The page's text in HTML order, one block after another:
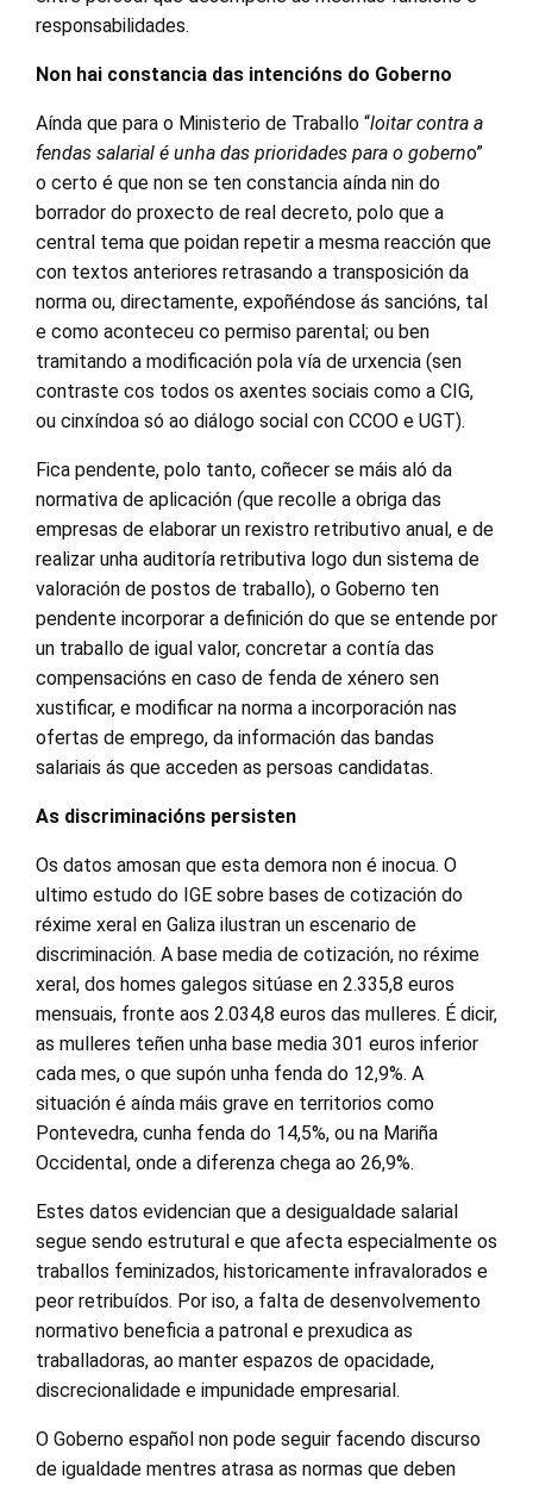
responsabilidades.
Non hai constancia das intencións do Goberno
Aínda que para o Ministerio de Traballo “loitar contra a
fendas salarial é unha das prioridades para o goberno”
o certo é que non se ten constancia aínda nin do
borrador do proxecto de real decreto, polo que a
central tema que poidan repetir a mesma reacción que
con textos anteriores retrasando a transposición da
norma ou, directamente, expoñéndose ás sancións, tal
e como aconteceu co permiso parental; ou ben
tramitando a modificación pola vía de urxencia (sen
contraste cos todos os axentes sociais como a CIG,
ou cinxíndoa só ao diálogo social con CCOO e UGT).
Fica pendente, polo tanto, coñecer se máis aló da
normativa de aplicación (que recolle a obriga das
empresas de elaborar un rexistro retributivo anual, e de
realizar unha auditoría retributiva logo dun sistema de
valoración de postos de traballo), o Goberno ten
pendente incorporar a definición do que se entende por
un traballo de igual valor, concretar a contía das
compensacións en caso de fenda de xénero sen
xustificar, e modificar na norma a incorporación nas
ofertas de emprego, da información das bandas
salariais ás que acceden as persoas candidatas.
As discriminacións persisten
Os datos amosan que esta demora non é inocua. O
ultimo estudo do IGE sobre bases de cotización do
réxime xeral en Galiza ilustran un escenario de
discriminación. A base media de cotización, no réxime
xeral, dos homes galegos sitúase en 2.335,8 euros
mensuais, fronte aos 2.034,8 euros das mulleres. É dicir,
as mulleres teñen unha base media 301 euros inferior
cada mes, o que supón unha fenda do 12,9%. A
situación é aínda máis grave en territorios como
Pontevedra, cunha fenda do 14,5%, ou na Mariña
Occidental, onde a diferenza chega ao 26,9%.
Estes datos evidencian que a desigualdade salarial
segue sendo estrutural e que afecta especialmente os
traballos feminizados, historicamente infravalorados e
peor retribuídos. Por iso, a falta de desenvolvemento
normativo beneficia a patronal e prexudica as
traballadoras, ao manter espazos de opacidade,
discrecionalidade e impunidade empresarial.
O Goberno español non pode seguir facendo discurso
de igualdade mentres atrasa as normas que deben